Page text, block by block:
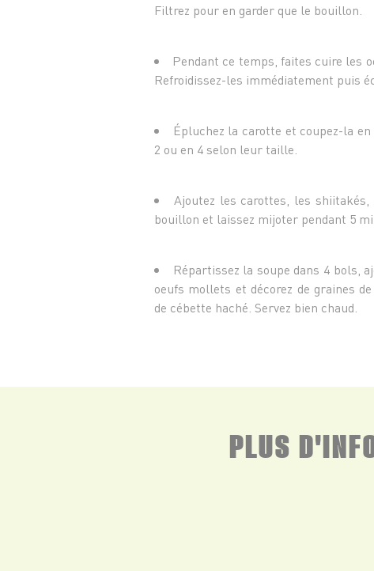
Filtrez pour en garder que le bouillon.
Pendant ce temps, faites cuire les
Refroidissez-les immédiatement puis
Épluchez la carotte et coupez-la
2 ou en 4 selon leur taille.
Ajoutez les carottes, les
bouillon et laissez mijoter pendant 5
Répartissez la soupe dans 4 bols,
oeufs mollets et décorez de graines
de cébette haché. Servez bien chaud.
PLUS